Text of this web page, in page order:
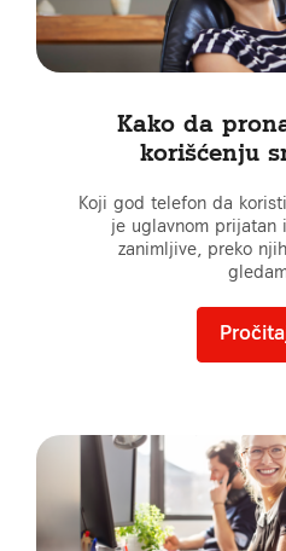
Kako da
korišćenju
Koji god telefon da
je uglavnom prijatan
zanimljive, preko